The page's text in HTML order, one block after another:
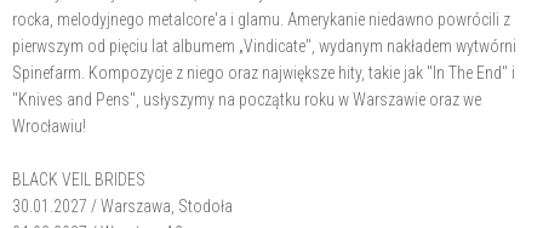
rocka, melodyjnego metalcore'a i glamu. Amerykanie niedawno powrócili z
pierwszym od pięciu lat albumem „Vindicate", wydanym nakładem wytwórni
Spinefarm. Kompozycje z niego oraz największe hity, takie jak "In The End" i
"Knives and Pens", usłyszymy na początku roku w Warszawie oraz we
Wrocławiu!
BLACK VEIL BRIDES
30.01.2027 / Warszawa, Stodoła